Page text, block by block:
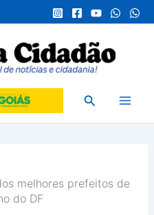
Pesquisar
melhores prefeitos de
do DF